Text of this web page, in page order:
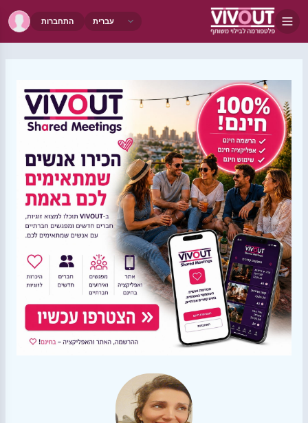
התחברות